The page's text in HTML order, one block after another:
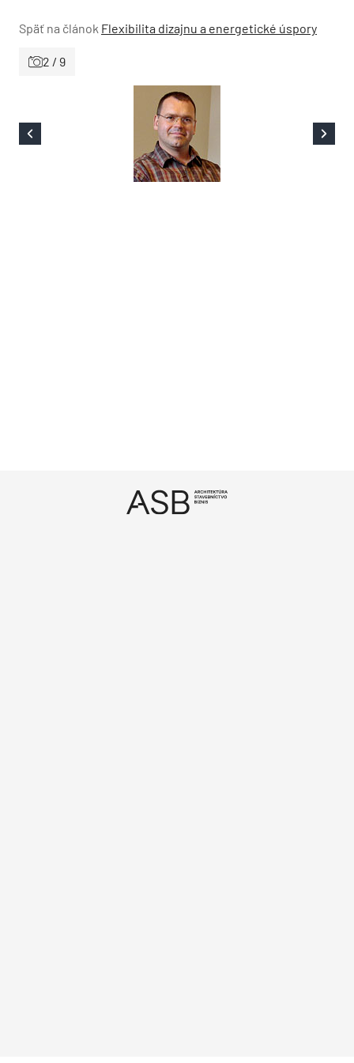
Späť na článok Flexibilita dizajnu a energetické úspory
2 / 9